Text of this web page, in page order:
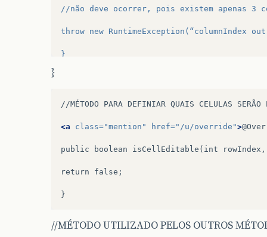
//não deve ocorrer, pois existem apenas 3
throw new RuntimeException(“columnIndex
}
}
//MÉTODO PARA DEFINIAR QUAIS CELULAS SERÃO
<a class="mention" href="/u/override">
public boolean isCellEditable(int rowIndex,
return false;
//MÉTODO UTILIZADO PELOS OUTROS